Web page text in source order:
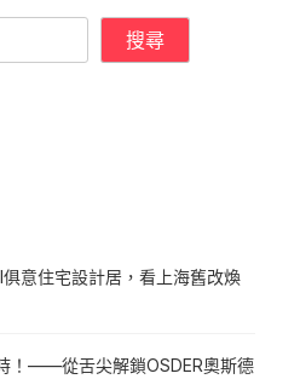
搜尋
俱意住宅設計居，看上海舊改煥
！——從舌尖解鎖OSDER奧斯德